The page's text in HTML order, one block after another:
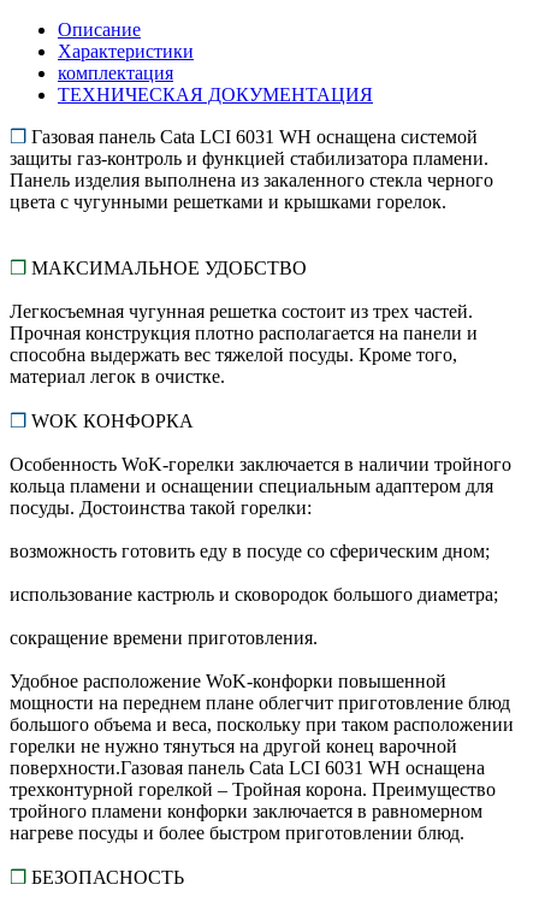
Описание
Характеристики
комплектация
ТЕХНИЧЕСКАЯ ДОКУМЕНТАЦИЯ
❒ Газовая панель Cata LCI 6031 WH оснащена системой
защиты газ-контроль и функцией стабилизатора пламени.
Панель изделия выполнена из закаленного стекла черного
цвета с чугунными решетками и крышками горелок.
❒ МАКСИМАЛЬНОЕ УДОБСТВО
Легкосъемная чугунная решетка состоит из трех частей.
Прочная конструкция плотно располагается на панели и
способна выдержать вес тяжелой посуды. Кроме того,
материал легок в очистке.
❒ WOK КОНФОРКА
Особенность WoK-горелки заключается в наличии тройного
кольца пламени и оснащении специальным адаптером для
посуды. Достоинства такой горелки:
возможность готовить еду в посуде со сферическим дном;
использование кастрюль и сковородок большого диаметра;
сокращение времени приготовления.
Удобное расположение WoK-конфорки повышенной
мощности на переднем плане облегчит приготовление блюд
большого объема и веса, поскольку при таком расположении
горелки не нужно тянуться на другой конец варочной
поверхности.Газовая панель Cata LCI 6031 WH оснащена
трехконтурной горелкой – Тройная корона. Преимущество
тройного пламени конфорки заключается в равномерном
нагреве посуды и более быстром приготовлении блюд.
❒ БЕЗОПАСНОСТЬ